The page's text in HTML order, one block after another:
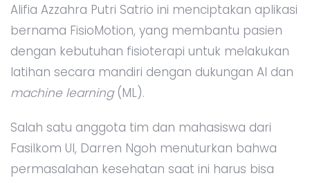
Alifia Azzahra Putri Satrio ini menciptakan aplikasi
bernama FisioMotion, yang membantu pasien
dengan kebutuhan fisioterapi untuk melakukan
latihan secara mandiri dengan dukungan AI dan
machine learning(ML).
Salah satu anggota tim dan mahasiswa dari
Fasilkom UI, Darren Ngoh menuturkan bahwa
permasalahan kesehatan saat ini harus bisa